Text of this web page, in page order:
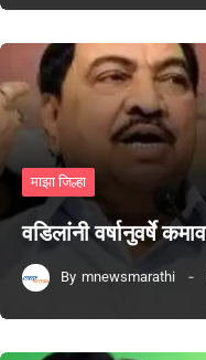
माझा जिल्हा
वडिलांनी वर्षानुवर्षे
By mnewsmarathi